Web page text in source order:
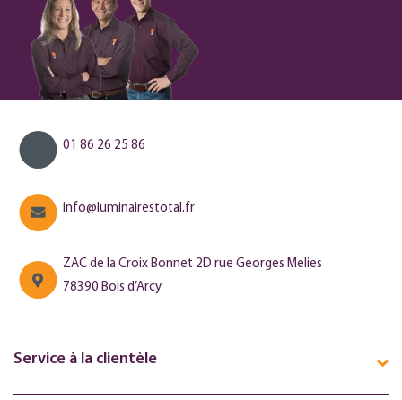
01 86 26 25 86
info@luminairestotal.fr
ZAC de la Croix Bonnet 2D rue Georges Melies
78390 Bois d’Arcy
Service à la clientèle